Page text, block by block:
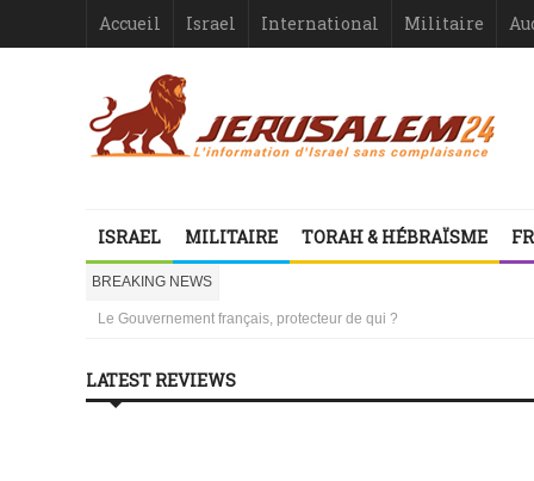
Accueil Israel International Militaire
ISRAEL MILITAIRE TORAH & HÉBRAÏSME
BREAKING NEWS
la ressemblance stupéfiante entre l’affaire Dreyfus et le procès de
Vidéo d’Itamar Ben Gvir : inélégante fanfaronnade ou symptôme
Israël ou le droit international comme suicide juridiquement assisté
Les désinformateurs, Société à Responsabilité très, très Limitée –
LATEST REVIEWS